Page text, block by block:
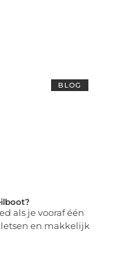
BLOG
als je vooraf één
en makkelijk